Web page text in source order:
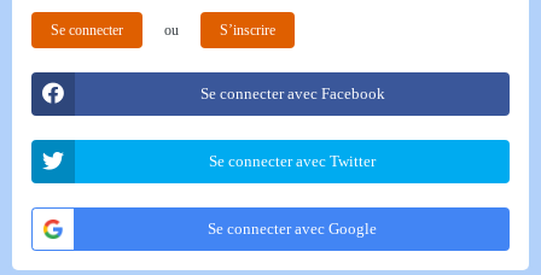
Se connecter ou S’inscrire
Se connecter avec Facebook
Se connecter avec Twitter
Se connecter avec Google